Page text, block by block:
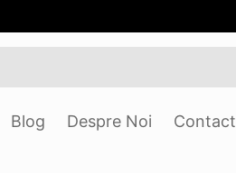
Blog Despre Noi Contact